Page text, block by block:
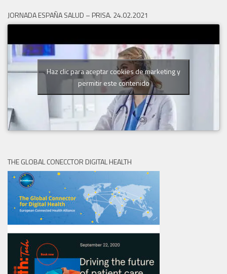
JORNADA ESPAÑA SALUD – PRISA. 24.02.2021
Haz clic para aceptar cookies de marketing y
permitir este contenido
THE GLOBAL CONECCTOR DIGITAL HEALTH